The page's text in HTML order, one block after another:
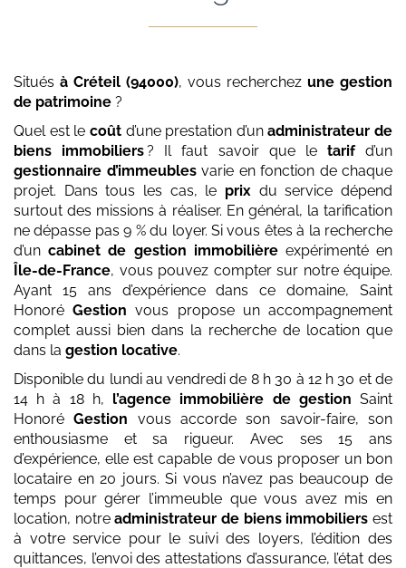
Situés à Créteil (94000), vous recherchez une gestion
de patrimoine ?
Quel est le coûtd’une prestation d’unadministrateur de
biens immobiliers? Il faut savoir que le tarifd’un
gestionnaire d’immeublesvarie en fonction de chaque
projet. Dans tous les cas, le prix du service dépend
surtout des missions à réaliser. En général, la tarification
ne dépasse pas 9 % du loyer. Si vous êtes à la recherche
d’uncabinet de gestion immobilière expérimenté en
Île-de-France, vous pouvez compter sur notre équipe.
Ayant 15 ans d’expérience dans ce domaine, Saint
HonoréGestion vous propose un accompagnement
complet aussi bien dans la recherche de location que
dans la gestion locative.
Disponible du lundi au vendredi de 8 h 30 à 12 h 30 et de
14 h à 18 h, l’agence immobilière de gestionSaint
HonoréGestion vous accorde son savoir-faire, son
enthousiasme et sa rigueur. Avec ses 15 ans
d’expérience, elle est capable de vous proposer un bon
locataire en 20 jours. Si vous n’avez pas beaucoup de
temps pour gérer l’immeuble que vous avez mis en
location, notreadministrateur de biens immobiliers est
à votre service pour le suivi des loyers, l’édition des
quittances, l’envoi des attestations d’assurance, l’état des